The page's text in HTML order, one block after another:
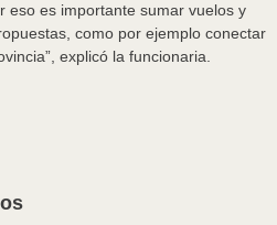
eso es importante sumar vuelos y
como por ejemplo conectar
explicó la funcionaria.